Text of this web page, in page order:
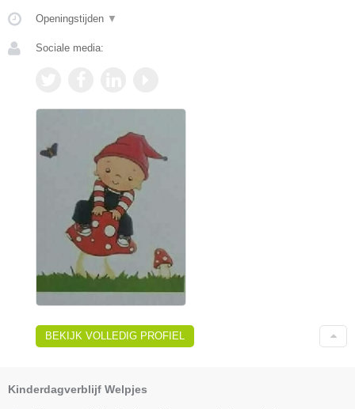
Openingstijden ▼
Sociale media:
BEKIJK VOLLEDIG PROFIEL
Kinderdagverblijf Welpjes